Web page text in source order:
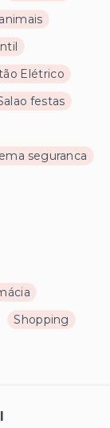
Elétrico
festas
seguranca
Shopping